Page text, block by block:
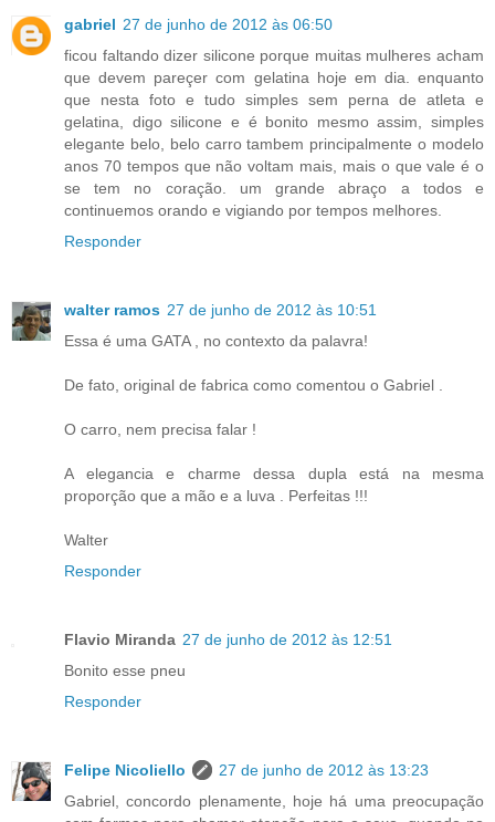
gabriel 27 de junho de 2012 às 06:50
ficou faltando dizer silicone porque muitas mulheres acham
que devem pareçer com gelatina hoje em dia. enquanto
que nesta foto e tudo simples sem perna de atleta e
gelatina, digo silicone e é bonito mesmo assim, simples
elegante belo, belo carro tambem principalmente o modelo
anos 70 tempos que não voltam mais, mais o que vale é o
se tem no coração. um grande abraço a todos e
continuemos orando e vigiando por tempos melhores.
Responder
walter ramos 27 de junho de 2012 às 10:51
Essa é uma GATA , no contexto da palavra!
De fato, original de fabrica como comentou o Gabriel .
O carro, nem precisa falar !
A elegancia e charme dessa dupla está na mesma
proporção que a mão e a luva . Perfeitas !!!
Walter
Responder
Flavio Miranda 27 de junho de 2012 às 12:51
Bonito esse pneu
Responder
Felipe Nicoliello
27 de junho de 2012 às 13:23
Gabriel, concordo plenamente, hoje há uma preocupação